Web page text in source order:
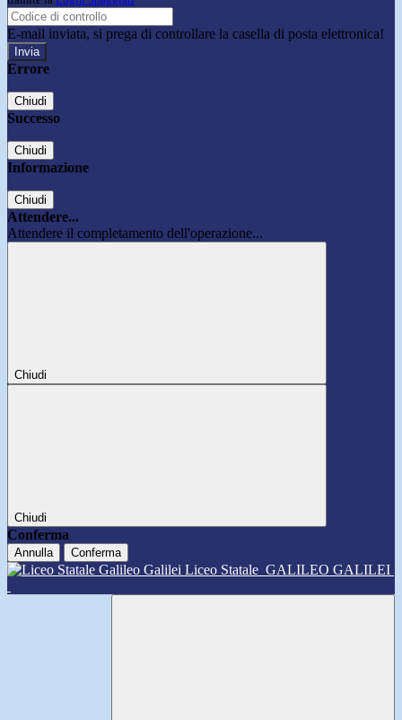
E-mail inviata, si prega di controllare la casella di posta elettronica!
Errore
Chiudi
Successo
Chiudi
Informazione
Chiudi
Attendere...
Attendere il completamento dell'operazione...
Chiudi
Chiudi
Conferma
Annulla Conferma
Liceo Statale GALILEO GALILEI